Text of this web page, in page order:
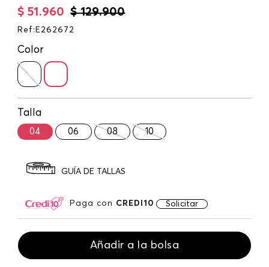
$ 129.900
$ 51 .960
Ref : E262672
Color
Talla
04 06 08 10
GUÍA DE TALLAS
Paga con CREDI10 Solicitar
Añadir a la bolsa